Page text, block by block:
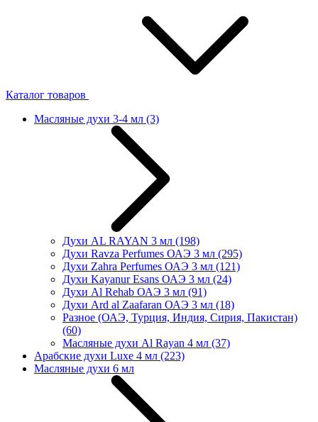
Каталог товаров
Масляные духи 3-4 мл (3)
Духи AL RAYAN 3 мл (198)
Духи Ravza Perfumes ОАЭ 3 мл (295)
Духи Zahra Perfumes ОАЭ 3 мл (121)
Духи Kayanur Esans ОАЭ 3 мл (24)
Духи Al Rehab ОАЭ 3 мл (91)
Духи Ard al Zaafaran ОАЭ 3 мл (18)
Разное (ОАЭ, Турция, Индия, Сирия, Пакистан)
(60)
Масляные духи Al Rayan 4 мл (37)
Арабские духи Luxe 4 мл (223)
Масляные духи 6 мл